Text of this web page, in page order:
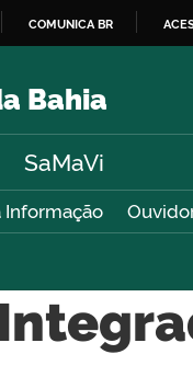
O
COMUNICA BR
Bahia
SaMaVi
Informação